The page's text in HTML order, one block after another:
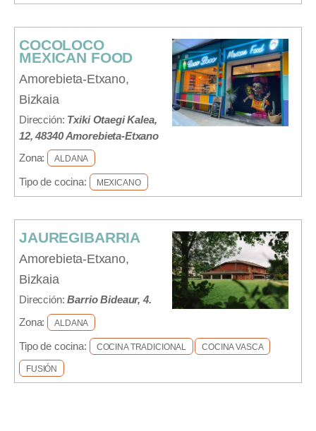
COCOLOCO
MEXICAN FOOD
Amorebieta-Etxano,
Bizkaia
Dirección: Txiki Otaegi Kalea,
12, 48340 Amorebieta-Etxano
Zona:
ALDANA
Tipo de cocina: MEXICANO
JAUREGIBARRIA
Amorebieta-Etxano,
Bizkaia
Dirección:Barrio Bideaur, 4.
Zona:
ALDANA
Tipo de cocina: COCINA TRADICIONAL COCINA VASCA
FUSIÓN